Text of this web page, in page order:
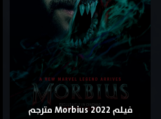
فيلم Morbius 2022 مترجم